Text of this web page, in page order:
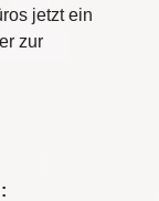
jetzt ein
zur